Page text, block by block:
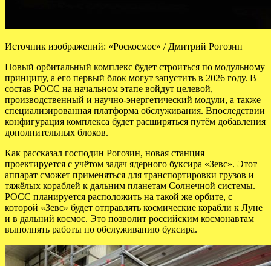
Источник изображений: «Роскосмос» / Дмитрий Рогозин
Новый орбитальный комплекс будет строиться по модульному
принципу, а его первый блок могут запустить в 2026 году. В
состав РОСС на начальном этапе войдут целевой,
производственный и научно-энергетический модули, а также
специализированная платформа обслуживания. Впоследствии
конфигурация комплекса будет расширяться путём добавления
дополнительных блоков.
Как рассказал господин Рогозин, новая станция
проектируется с учётом задач ядерного буксира «Зевс». Этот
аппарат сможет применяться для транспортировки грузов и
тяжёлых кораблей к дальним планетам Солнечной системы.
РОСС планируется расположить на такой же орбите, с
которой «Зевс» будет отправлять космические корабли к Луне
и в дальний космос. Это позволит российским космонавтам
выполнять работы по обслуживанию буксира.